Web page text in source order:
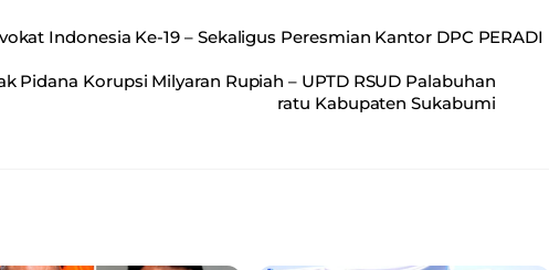
Indonesia Ke-19 – Sekaligus Peresmian Kantor DPC PERADI
Pidana Korupsi Milyaran Rupiah – UPTD RSUD Palabuhan
ratu Kabupaten Sukabumi